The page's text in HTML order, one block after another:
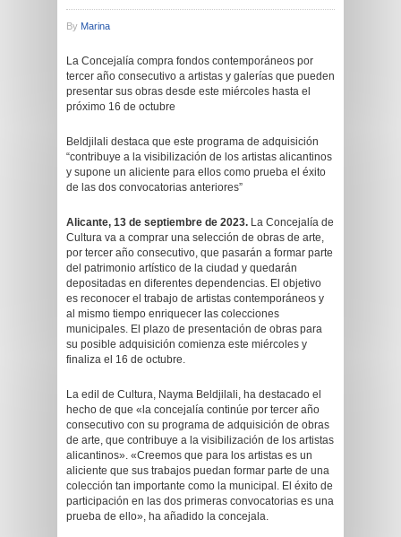
By Marina
La Concejalía compra fondos contemporáneos por
tercer año consecutivo a artistas y galerías que pueden
presentar sus obras desde este miércoles hasta el
próximo 16 de octubre
Beldjilali destaca que este programa de adquisición
“contribuye a la visibilización de los artistas alicantinos
y supone un aliciente para ellos como prueba el éxito
de las dos convocatorias anteriores”
Alicante, 13 de septiembre de 2023. La Concejalía de
Cultura va a comprar una selección de obras de arte,
por tercer año consecutivo, que pasarán a formar parte
del patrimonio artístico de la ciudad y quedarán
depositadas en diferentes dependencias. El objetivo
es reconocer el trabajo de artistas contemporáneos y
al mismo tiempo enriquecer las colecciones
municipales. El plazo de presentación de obras para
su posible adquisición comienza este miércoles y
finaliza el 16 de octubre.
La edil de Cultura, Nayma Beldjilali, ha destacado el
hecho de que «la concejalía continúe por tercer año
consecutivo con su programa de adquisición de obras
de arte, que contribuye a la visibilización de los artistas
alicantinos». «Creemos que para los artistas es un
aliciente que sus trabajos puedan formar parte de una
colección tan importante como la municipal. El éxito de
participación en las dos primeras convocatorias es una
prueba de ello», ha añadido la concejala.